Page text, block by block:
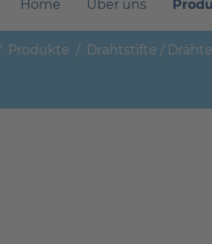
Home
Über uns
Produkte Drahtstifte / Drähte